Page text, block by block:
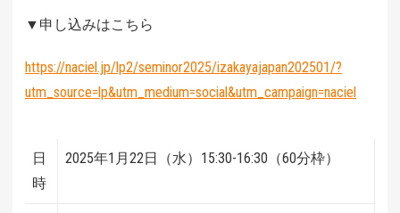
▼申し込みはこちら
https://naciel.jp/lp2/seminor2025/izakayajapan202501/?
utm_source=lp&utm_medium=social&utm_campaign=naciel
日
時
2025年1月22日（水）15:30-16:30（60分枠）